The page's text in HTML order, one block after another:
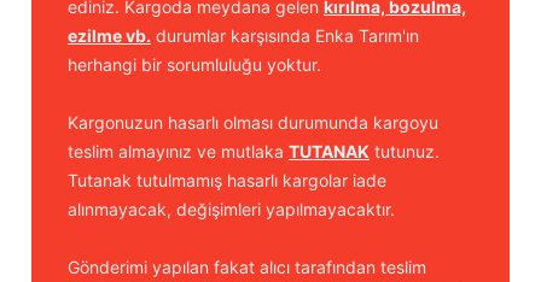
ediniz. Kargoda meydana gelen kırılma, bozulma,
ezilme vb. durumlar karşısında Enka Tarım'ın
herhangi bir sorumluluğu yoktur.
Kargonuzun hasarlı olması durumunda kargoyu
teslim almayınız ve mutlaka TUTANAK tutunuz.
Tutanak tutulmamış hasarlı kargolar iade
alınmayacak, değişimleri yapılmayacaktır.
Gönderimi yapılan fakat alıcı tarafından teslim